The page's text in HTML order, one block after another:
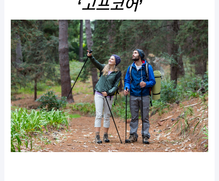
‘고프코어’